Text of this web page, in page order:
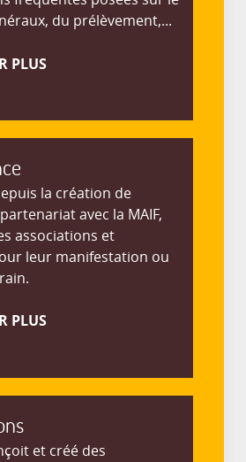
du prélèvement,...
PLUS
la création de
avec la MAIF,
associations et
leur manifestation ou
PLUS
et créé des